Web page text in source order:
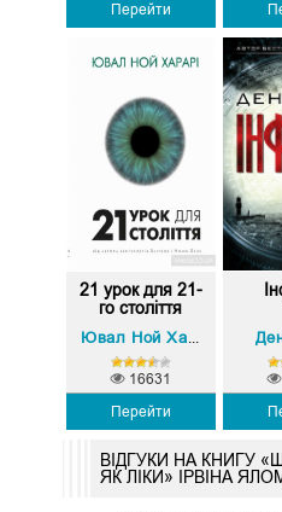
Перейти
21 урок для 21-
го століття
Перейти
16631
ВІДГУКИ НА КНИГУ
ЯК ЛІКИ» ІРВІНА